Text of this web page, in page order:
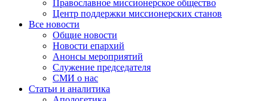
Православное миссионерское общество
Центр поддержки миссионерских станов
Все новости
Общие новости
Новости епархий
Анонсы мероприятий
Служение председателя
СМИ о нас
Статьи и аналитика